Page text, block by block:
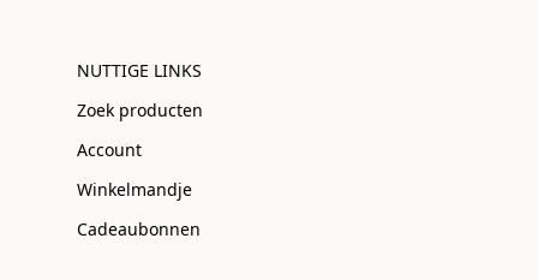
NUTTIGE LINKS
Zoek producten
Account
Winkelmandje
Cadeaubonnen